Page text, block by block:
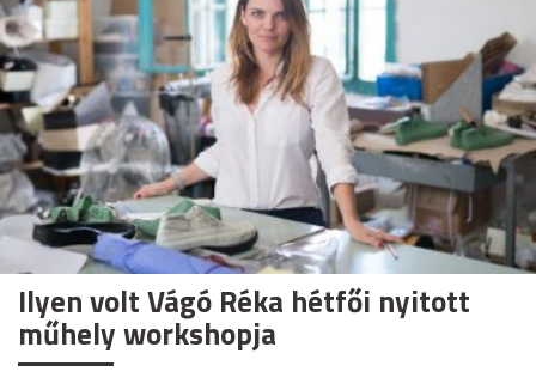
Ilyen volt Vágó Réka hétfői nyitott
műhely workshopja